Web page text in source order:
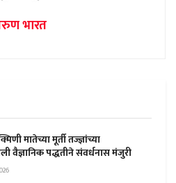
भारत
मातेच्या मूर्ती तज्ज्ञांच्या
वैज्ञानिक पद्धतीने संवर्धनास मंजुरी